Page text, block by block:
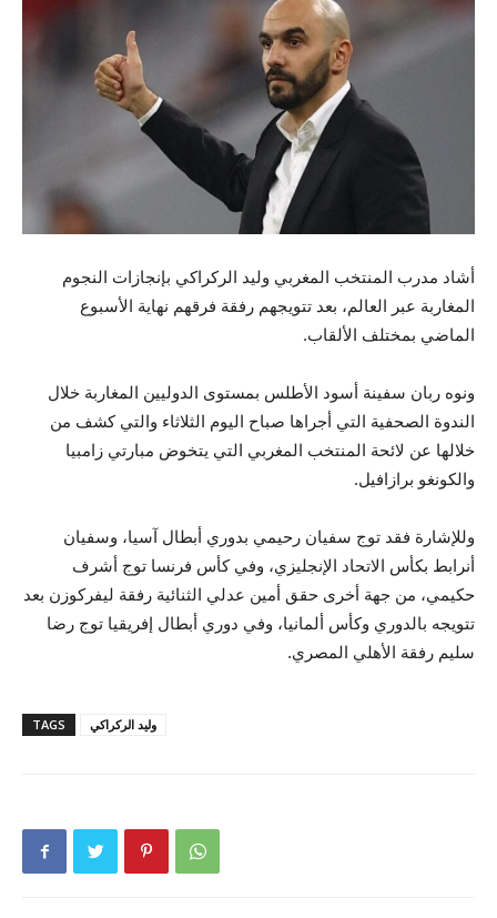
أشاد مدرب المنتخب المغربي وليد الركراكي بإنجازات النجوم
المغاربة عبر العالم، بعد تتويجهم رفقة فرقهم نهاية الأسبوع
الماضي بمختلف الألقاب.
ونوه ربان سفينة أسود الأطلس بمستوى الدوليين المغاربة خلال
الندوة الصحفية التي أجراها صباح اليوم الثلاثاء والتي كشف من
خلالها عن لائحة المنتخب المغربي التي يتخوض مبارتي زامبيا
والكونغو برازافيل.
وللإشارة فقد توج سفيان رحيمي بدوري أبطال آسيا، وسفيان
أنرابط بكأس الاتحاد الإنجليزي، وفي كأس فرنسا توج أشرف
حكيمي، من جهة أخرى حقق أمين عدلي الثنائية رفقة ليفركوزن بعد
تتويجه بالدوري وكأس ألمانيا، وفي دوري أبطال إفريقيا توج رضا
سليم رفقة الأهلي المصري.
TAGS وليد الركراكي